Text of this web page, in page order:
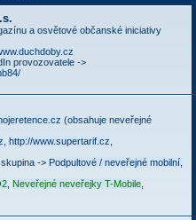
a osvětové občanské iniciativy
provozovatele ->
(obsahuje neveřejné
http://www.supertarif.cz
-> Podpultové / neveřejné mobilní,
Neveřejné neveřejky T-Mobile